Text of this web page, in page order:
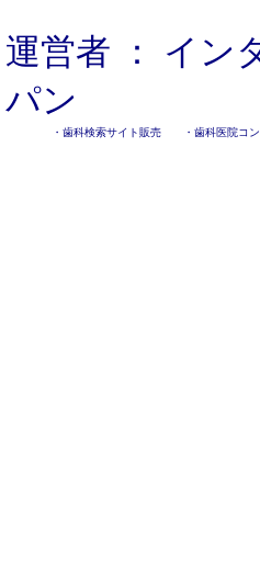
営者 ： イン
ン
・ 歯科検索サイト販売 ・ 歯科医院コ